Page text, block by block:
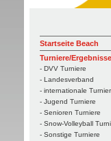
Startseite Beach
Turniere/Ergebnisse
- DVV Turniere
- Landesverband
- internationale
- Jugend Turniere
- Senioren Turniere
- Snow-Volleyball
- Sonstige Turniere